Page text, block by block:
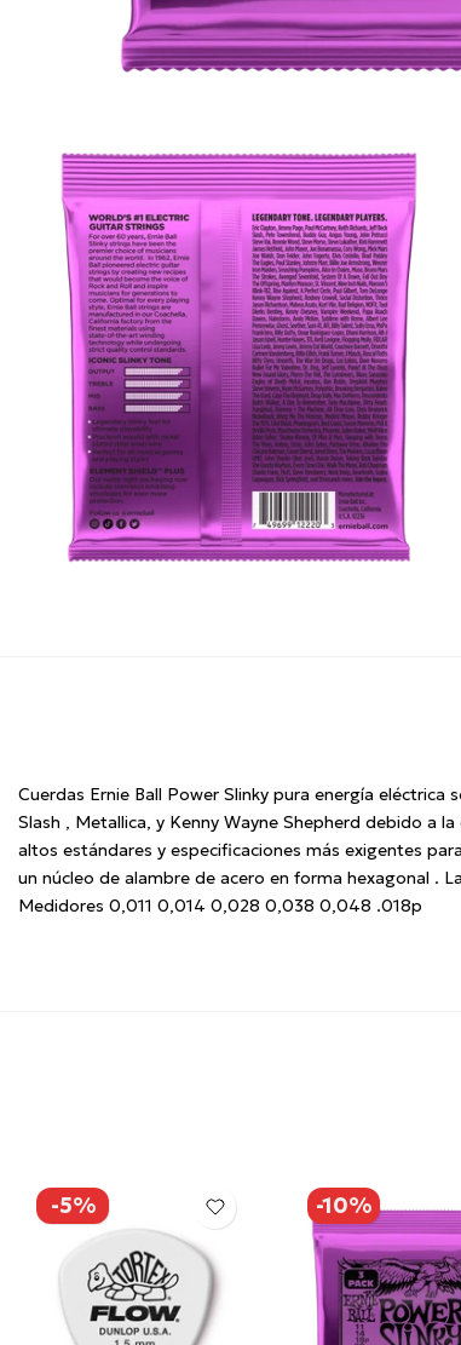
Cuerdas Ernie Ball Power Slinky pura energí­a
Slash , Metallica, y Kenny Wayne Shepherd debido a
altos estándares y especificaciones más exigentes
un núcleo de alambre de acero en forma hexagonal .
Medidores 0,011 0,014 0,028 0,038 0,048 .018p
-5% -10%